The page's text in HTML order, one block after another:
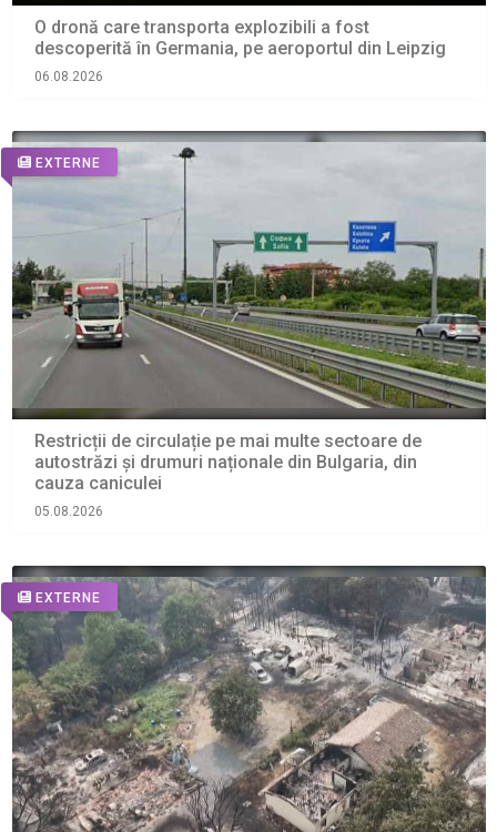
O dronă care transporta explozibili a fost
descoperită în Germania, pe aeroportul din Leipzig
06.08.2026
EXTERNE
Restricții de circulație pe mai multe sectoare de
autostrăzi și drumuri naționale din Bulgaria, din
cauza caniculei
05.08.2026
EXTERNE